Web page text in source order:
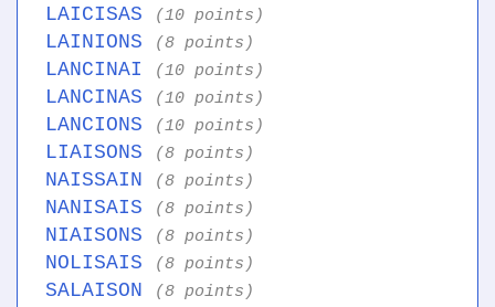
LAICISAS (10 points)
LAINIONS (8 points)
LANCINAI (10 points)
LANCINAS (10 points)
LANCIONS (10 points)
LIAISONS (8 points)
NAISSAIN (8 points)
NANISAIS (8 points)
NIAISONS (8 points)
NOLISAIS (8 points)
SALAISON (8 points)